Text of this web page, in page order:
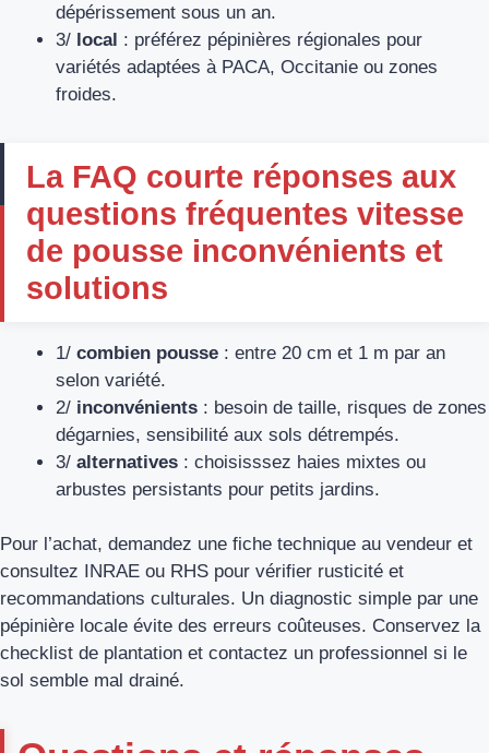
dépérissement sous un an.
3/ local : préférez pépinières régionales pour
variétés adaptées à PACA, Occitanie ou zones
froides.
La FAQ courte réponses aux
questions fréquentes vitesse
de pousse inconvénients et
solutions
1/ combien pousse : entre 20 cm et 1 m par an
selon variété.
2/ inconvénients : besoin de taille, risques de zones
dégarnies, sensibilité aux sols détrempés.
3/ alternatives : choisisssez haies mixtes ou
arbustes persistants pour petits jardins.
Pour l’achat, demandez une fiche technique au vendeur et
consultez INRAE ou RHS pour vérifier rusticité et
recommandations culturales. Un diagnostic simple par une
pépinière locale évite des erreurs coûteuses. Conservez la
checklist de plantation et contactez un professionnel si le
sol semble mal drainé.